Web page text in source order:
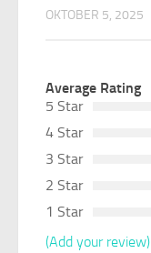
OKTOBER 5, 2025
Average Rating
5 Star
4 Star
3 Star
2 Star
1 Star
(Add your review)